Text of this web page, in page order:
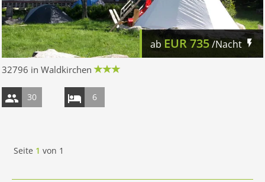
ab EUR735/Nacht
32796 in Waldkirchen
30 6
Seite 1 von 1